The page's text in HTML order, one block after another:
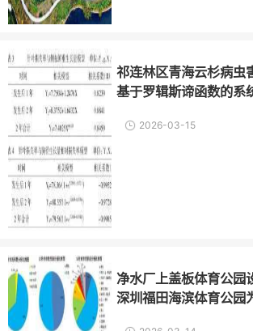
祁连林区青海云杉病虫
基于罗辑斯谛函数的系
2026-03-15
净水厂上盖板体育公
深圳福田海滨体育公园